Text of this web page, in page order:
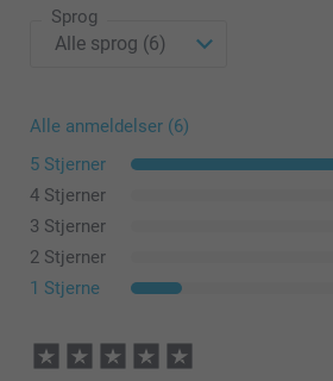
Sprog
Alle anmeldelser (6)
5 Stjerner
4 Stjerner
3 Stjerner
2 Stjerner
1 Stjerne